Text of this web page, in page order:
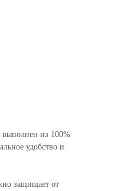
из 100%
удобство и
защищает от